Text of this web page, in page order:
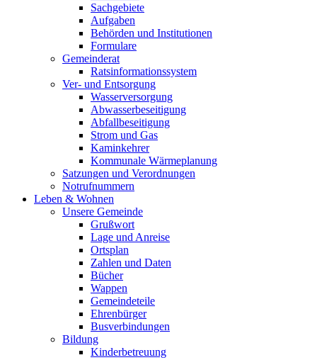
Sachgebiete
Aufgaben
Behörden und Institutionen
Formulare
Gemeinderat
Ratsinformationssystem
Ver- und Entsorgung
Wasserversorgung
Abwasserbeseitigung
Abfallbeseitigung
Strom und Gas
Kaminkehrer
Kommunale Wärmeplanung
Satzungen und Verordnungen
Notrufnummern
Leben & Wohnen
Unsere Gemeinde
Grußwort
Lage und Anreise
Ortsplan
Zahlen und Daten
Bücher
Wappen
Gemeindeteile
Ehrenbürger
Busverbindungen
Bildung
Kinderbetreuung